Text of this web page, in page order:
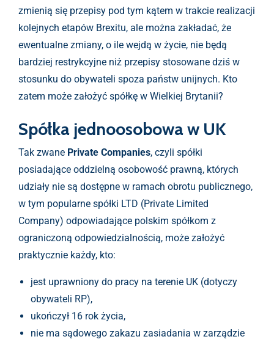
zmienią się przepisy pod tym kątem w trakcie realizacji
kolejnych etapów Brexitu, ale można zakładać, że
ewentualne zmiany, o ile wejdą w życie, nie będą
bardziej restrykcyjne niż przepisy stosowane dziś w
stosunku do obywateli spoza państw unijnych. Kto
zatem może założyć spółkę w Wielkiej Brytanii?
Spółka jednoosobowa w UK
Tak zwane Private Companies, czyli spółki
posiadające oddzielną osobowość prawną, których
udziały nie są dostępne w ramach obrotu publicznego,
w tym popularne spółki LTD (Private Limited
Company) odpowiadające polskim spółkom z
ograniczoną odpowiedzialnością, może założyć
praktycznie każdy, kto:
jest uprawniony do pracy na terenie UK (dotyczy
obywateli RP),
ukończył 16 rok życia,
nie ma sądowego zakazu zasiadania w zarządzie